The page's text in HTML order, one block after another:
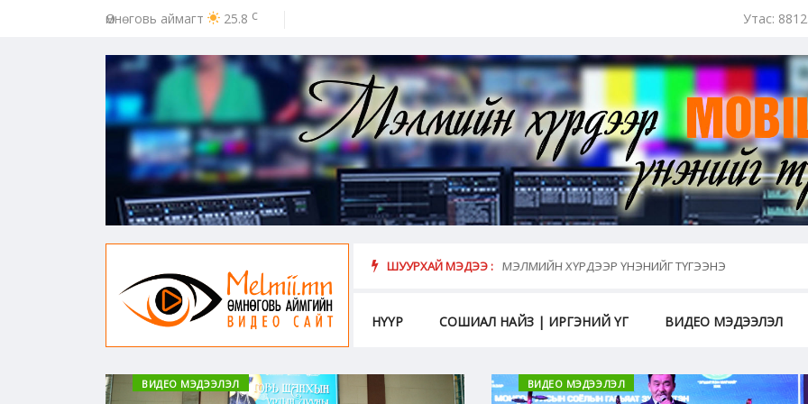
Өмнөговь аймагт 25.8 c Утас:
ШУУРХАЙ МЭДЭЭ :
урьдчилан сэргийлэх, хамгаалахад хүн бүрийн оролцоо идэвх чармай... МЭЛМИЙН ХҮРДЭЭР ҮНЭНИЙГ ТҮГЭЭНЭ
НҮҮР СОШИАЛ НАЙЗ | ИРГЭНИЙ ҮГ ВИДЕО МЭДЭЭЛЭЛ
ВИДЕО МЭДЭЭЛЭЛ ВИДЕО МЭДЭЭЛЭЛ